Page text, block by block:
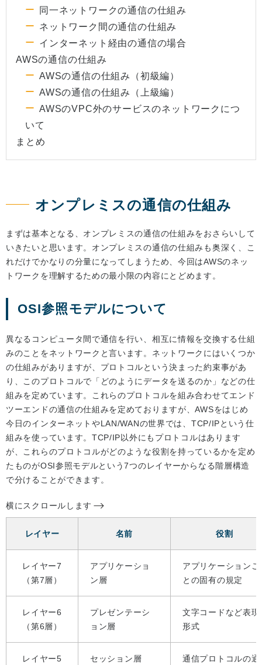
同一ネットワークの通信の仕組み
ネットワーク間の通信の仕組み
インターネット経由の通信の場合
AWSの通信の仕組み
AWSの通信の仕組み（初級編）
AWSの通信の仕組み（上級編）
AWSのVPC外のサービスのネットワークにつ
いて
まとめ
オンプレミスの通信の仕組み
まずは基本となる、オンプレミスの通信の仕組みをおさらいして
いきたいと思います。オンプレミスの通信の仕組みも奥深く、こ
れだけでかなりの分量になってしまうため、今回はAWSのネッ
トワークを理解するための最小限の内容にとどめます。
OSI参照モデルについて
異なるコンピュータ間で通信を行い、相互に情報を交換する仕組
みのことをネットワークと言います。ネットワークにはいくつか
の仕組みがありますが、プロトコルという決まった約束事があ
り、このプロトコルで「どのようにデータを送るのか」などの仕
組みを定めています。これらのプロトコルを組み合わせてエンド
ツーエンドの通信の仕組みを定めておりますが、AWSをはじめ
今日のインターネットやLAN/WANの世界では、TCP/IPという仕
組みを使っています。TCP/IP以外にもプロトコルはあります
が、これらのプロトコルがどのような役割を持っているかを定め
たものがOSI参照モデルという7つのレイヤーからなる階層構造
で分けることができます。
横にスクロールします
レイヤー 名前 役割
レイヤー7
（第7層）
アプリケーショ
ン層
アプリケーションご
との固有の規定
レイヤー6
（第6層）
プレゼンテーシ
ョン層
文字コードなど表現
形式
レイヤー5
セッション層
通信プロトコルの通